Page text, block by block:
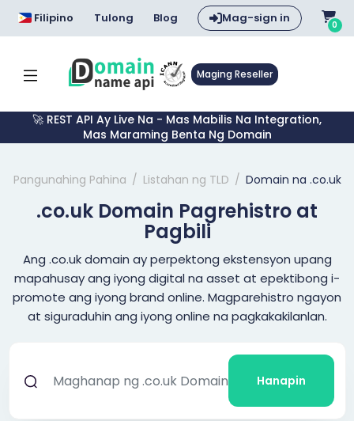
Filipino Tulong Blog Mag-sign in 0
Maging Reseller
🚀 REST API Ay Live Na - Mas Mabilis Na Integration,
Mas Maraming Benta Ng Domain
Pangunahing Pahina Listahan ng TLD Domain na .co.uk
.co.uk Domain Pagrehistro at
Pagbili
Ang .co.uk domain ay perpektong ekstensyon upang
mapahusay ang iyong digital na asset at epektibong i-
promote ang iyong brand online. Magparehistro ngayon
at siguraduhin ang iyong online na pagkakakilanlan.
Hanapin